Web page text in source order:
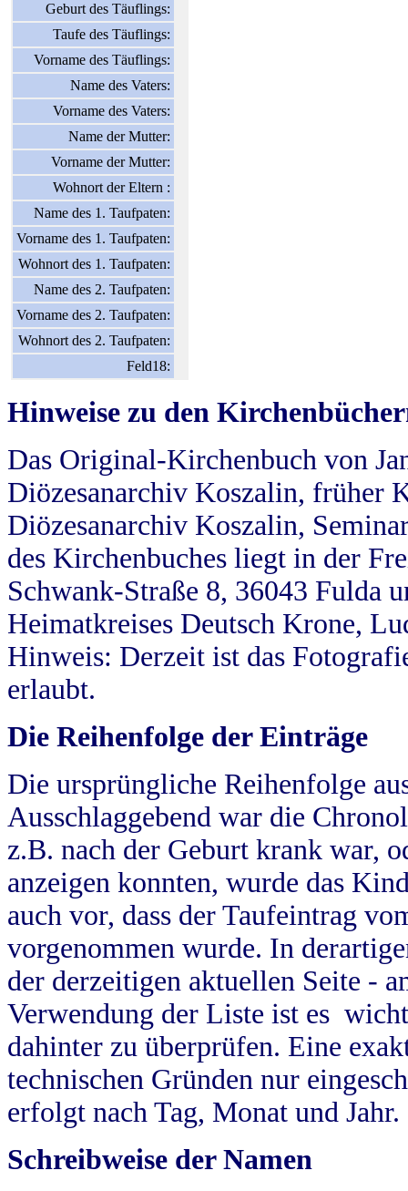
Geburt des Täuflings:
Taufe des Täuflings:
Vorname des Täuflings:
Name des Vaters:
Vorname des Vaters:
Name der Mutter:
Vorname der Mutter:
Wohnort der Eltern :
Name des 1. Taufpaten:
Vorname des 1. Taufpaten:
Wohnort des 1. Taufpaten:
Name des 2. Taufpaten:
Vorname des 2. Taufpaten:
Wohnort des 2. Taufpaten:
Feld18:
Hinweise zu den
Das Original-Kirchenbuch von
Diözesanarchiv Koszalin, früher
Diözesanarchiv Koszalin,
des Kirchenbuches liegt in der
Schwank-Straße 8, 36043 Fulda
Heimatkreises Deutsch Krone,
Hinweis: Derzeit ist das
erlaubt.
Die Reihenfolge der Einträge
Die ursprüngliche Reihenfolge
Ausschlaggebend war die
z.B. nach der Geburt krank war,
anzeigen konnten, wurde das
auch vor, dass der Taufeintrag
vorgenommen wurde. In
der derzeitigen aktuellen Seite -
Verwendung der Liste ist es
dahinter zu überprüfen. Eine
technischen Gründen nur
erfolgt nach Tag, Monat und Jahr.
Schreibweise der Namen